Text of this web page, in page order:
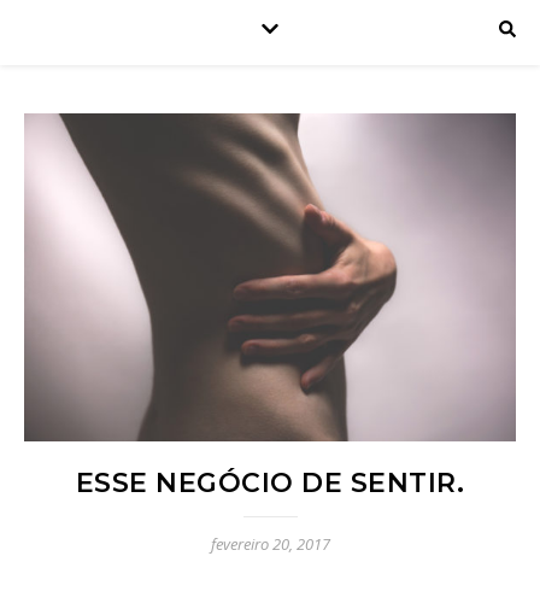
ESSE NEGÓCIO DE SENTIR.
fevereiro 20, 2017